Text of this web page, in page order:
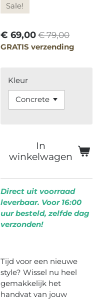
Sale!
€ 69,00 € 79,00
GRATIS verzending
Kleur
In
winkelwagen
Direct uit voorraad
leverbaar. Voor 16:00
uur besteld, zelfde dag
verzonden!
Tijd voor een nieuwe
style? Wissel nu heel
gemakkelijk het
handvat van jouw